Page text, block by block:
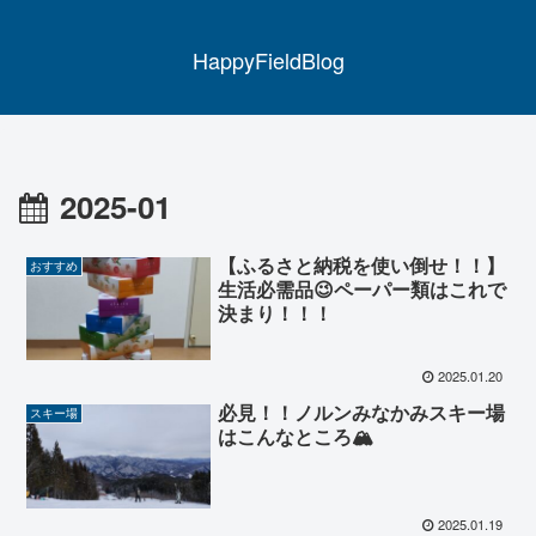
HappyFieldBlog
2025-01
おすすめ
【ふるさと納税を使い倒せ！！】
生活必需品😉ペーパー類はこれで
決まり！！！
2025.01.20
スキー場
必見！！ノルンみなかみスキー場
はこんなところ🏔
2025.01.19